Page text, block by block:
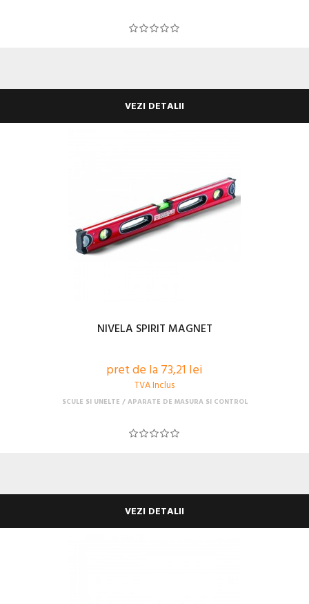
VEZI DETALII
NIVELA SPIRIT MAGNET
pret de la 73,21 lei
TVA Inclus
SCULE SI UNELTE APARATE DE MASURA SI CONTROL
VEZI DETALII